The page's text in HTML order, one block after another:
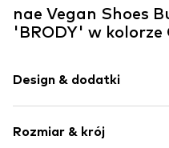
nae Vegan Shoes
'BRODY' w kolorze
Design & dodatki
Zaokrąglony czubek
Rozmiar & krój